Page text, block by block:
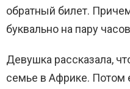
обратный билет.
буквально на пару
Девушка рассказала,
семье в Африке. Потом